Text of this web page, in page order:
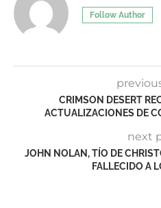
Follow Author
CRIMSON DESERT
ACTUALIZACIONES DE
next
JOHN NOLAN, TÍO DE
FALLECIDO A